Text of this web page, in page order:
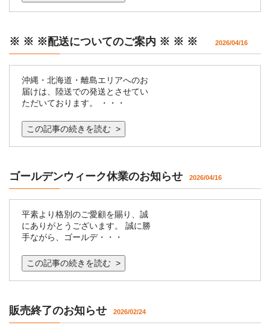
※ ※ ※配送についてのご案内 ※ ※ ※ 2026/04/16
沖縄・北海道・離島エリアへのお
届けは、陸送での発送とさせてい
ただいております。 ・・・
この記事の続きを読む >
ゴールデンウィーク休業のお知らせ 2026/04/16
平素より格別のご愛顧を賜り、誠
にありがとうございます。 誠に勝
手ながら、ゴールデ・・・
この記事の続きを読む >
販売終了のお知らせ 2026/02/24